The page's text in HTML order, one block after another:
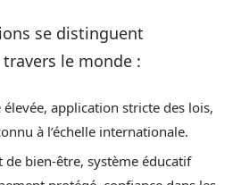
se distinguent
le monde :
élevée, application stricte des lois,
à l’échelle internationale.
de bien-être, système éducatif